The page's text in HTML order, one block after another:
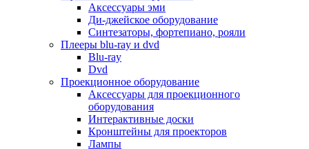
Для пылесосов
Для техники по уходу за одеждой
Для техники по уходу за собой
Для фильтров воды
Дополнительные принадлежности
Телевизоры и аксессуары
Телевизоры
Аксессуары для телевизоров
Комплекты спутникового тв
Кронштейны и подставки для тв
Приставки smart box
Прочие аксессуары для тв
Аксессуары эми
Ди-джейское оборудование
Синтезаторы, фортепиано, рояли
Плееры blu-ray и dvd
Blu-ray
Dvd
Проекционное оборудование
Аксессуары для проекционного
оборудования
Интерактивные доски
Кронштейны для проекторов
Лампы